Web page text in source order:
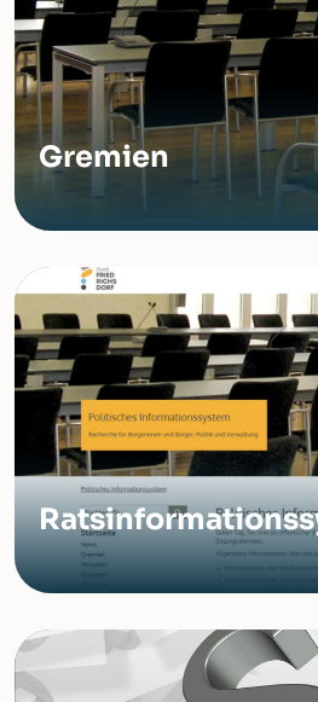
Gremien